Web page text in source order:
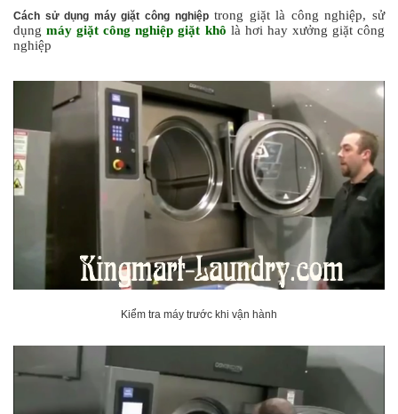
Cách sử dụng máy giặt công nghiệptrong giặt là công nghiệp, sử
dụngmáy giặt công nghiệp giặt khô là hơi hay xưởng giặt công
nghiệp
Kiểm tra máy trước khi vận hành